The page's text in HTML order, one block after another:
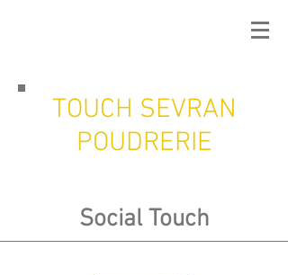
TOUCH SEVRAN
POUDRERIE
Social Touch